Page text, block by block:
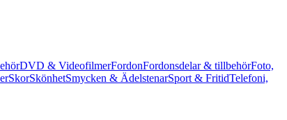
DVD & VideofilmerFordonFordonsdelar & tillbehörFoto,
SkorSkönhetSmycken & ÄdelstenarSport & FritidTelefoni,